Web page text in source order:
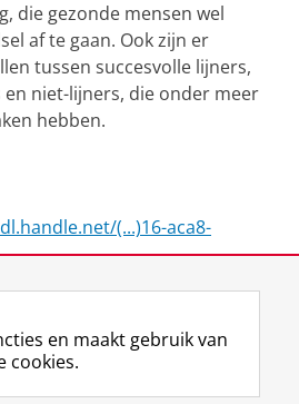
die gezonde mensen wel
af te gaan. Ook zijn er
tussen succesvolle lijners,
niet-lijners, die onder meer
hebben.
(...)16-aca8-
en maakt gebruik van
cookies.